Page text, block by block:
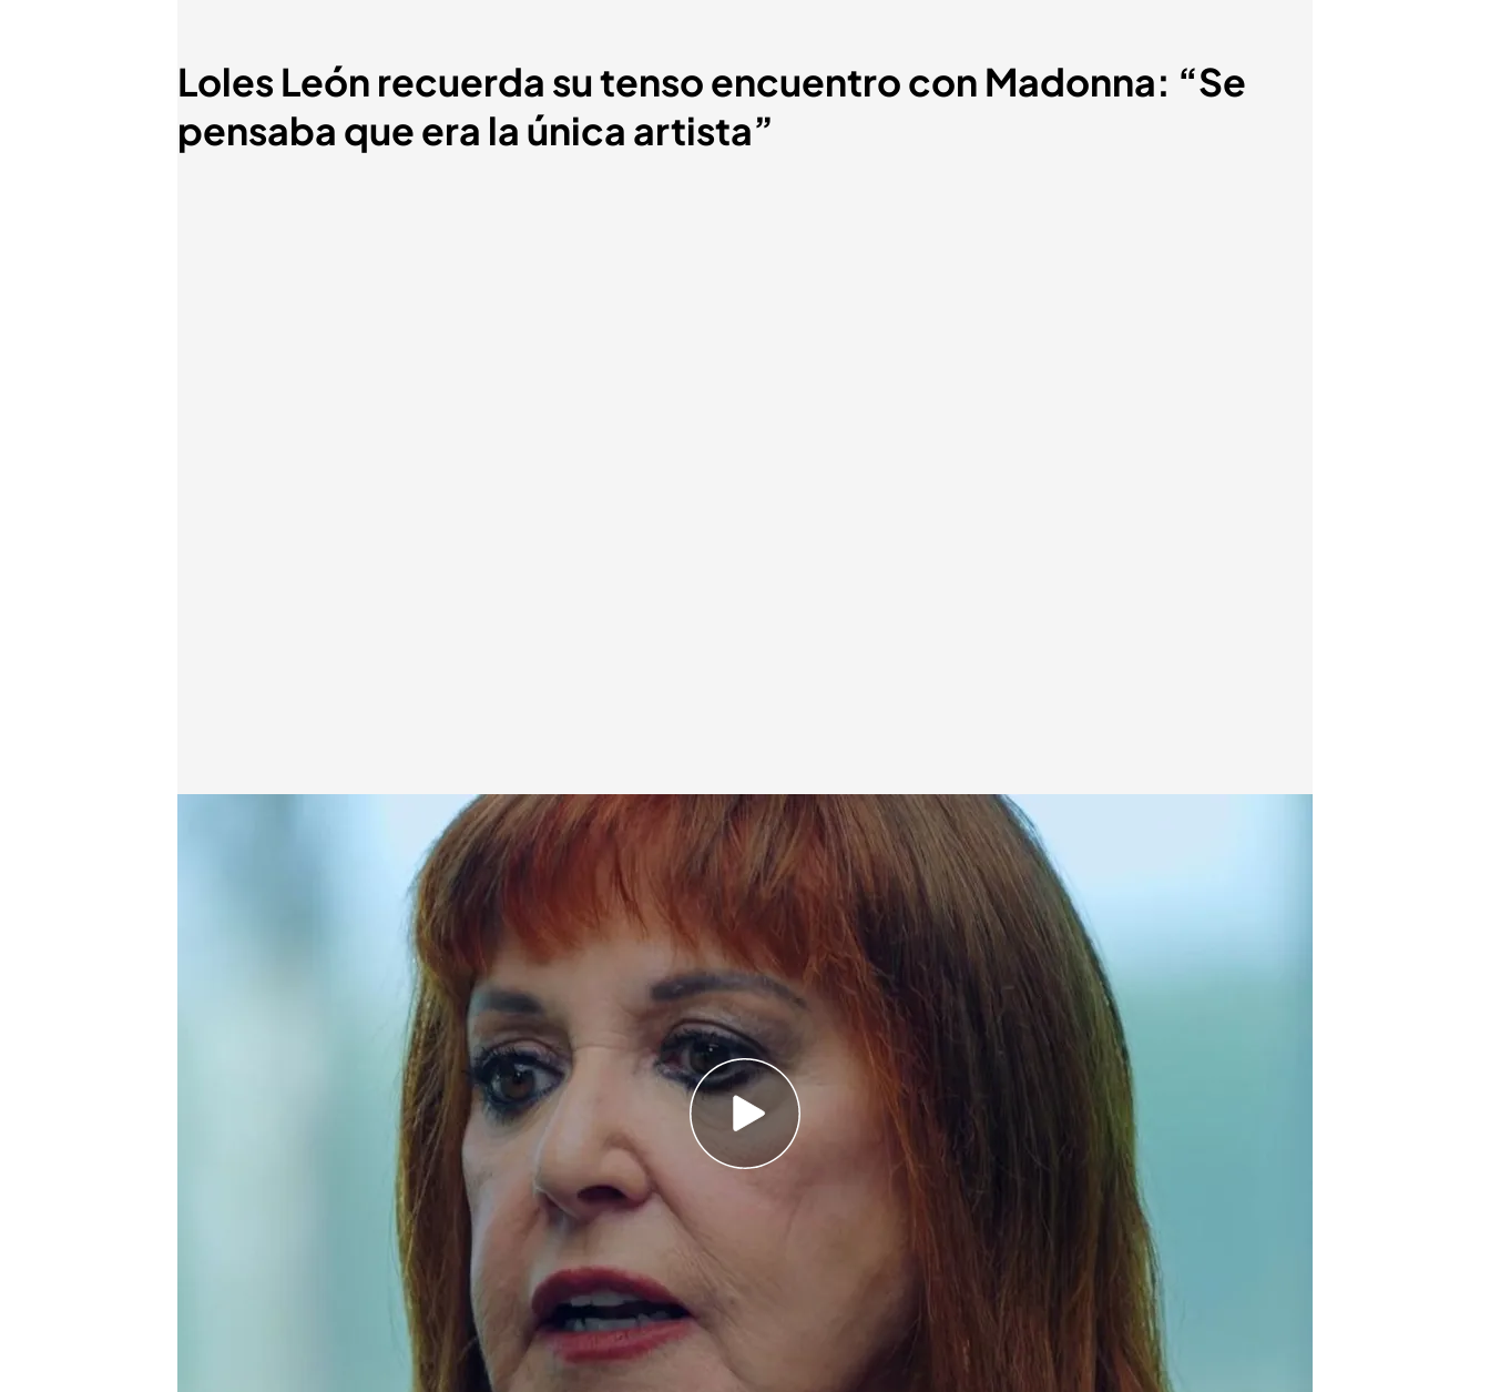
Loles León recuerda su tenso encuentro con Madonna: “Se
pensaba que era la única artista”
Loles León recuerda el enfrentamiento que tuvo con la cantante
Todos los programas completos de '100% Únicos', en Mediaset
, junto a los treinta reporteros de ‘100 % Únicos
día en que actuó en una fiesta de Madonna y el tenso enfrentamiento
que vivió con la cantante.
Loles León explica cómo acabó actuando en una fiesta de Madonna:
ino aquí y se pensaba que era la reina de Chanticleer, y yo también soy
la reina de Chanticlee
r. Vino a actuar, c
onoció a Pedro Almodóvar e hizo